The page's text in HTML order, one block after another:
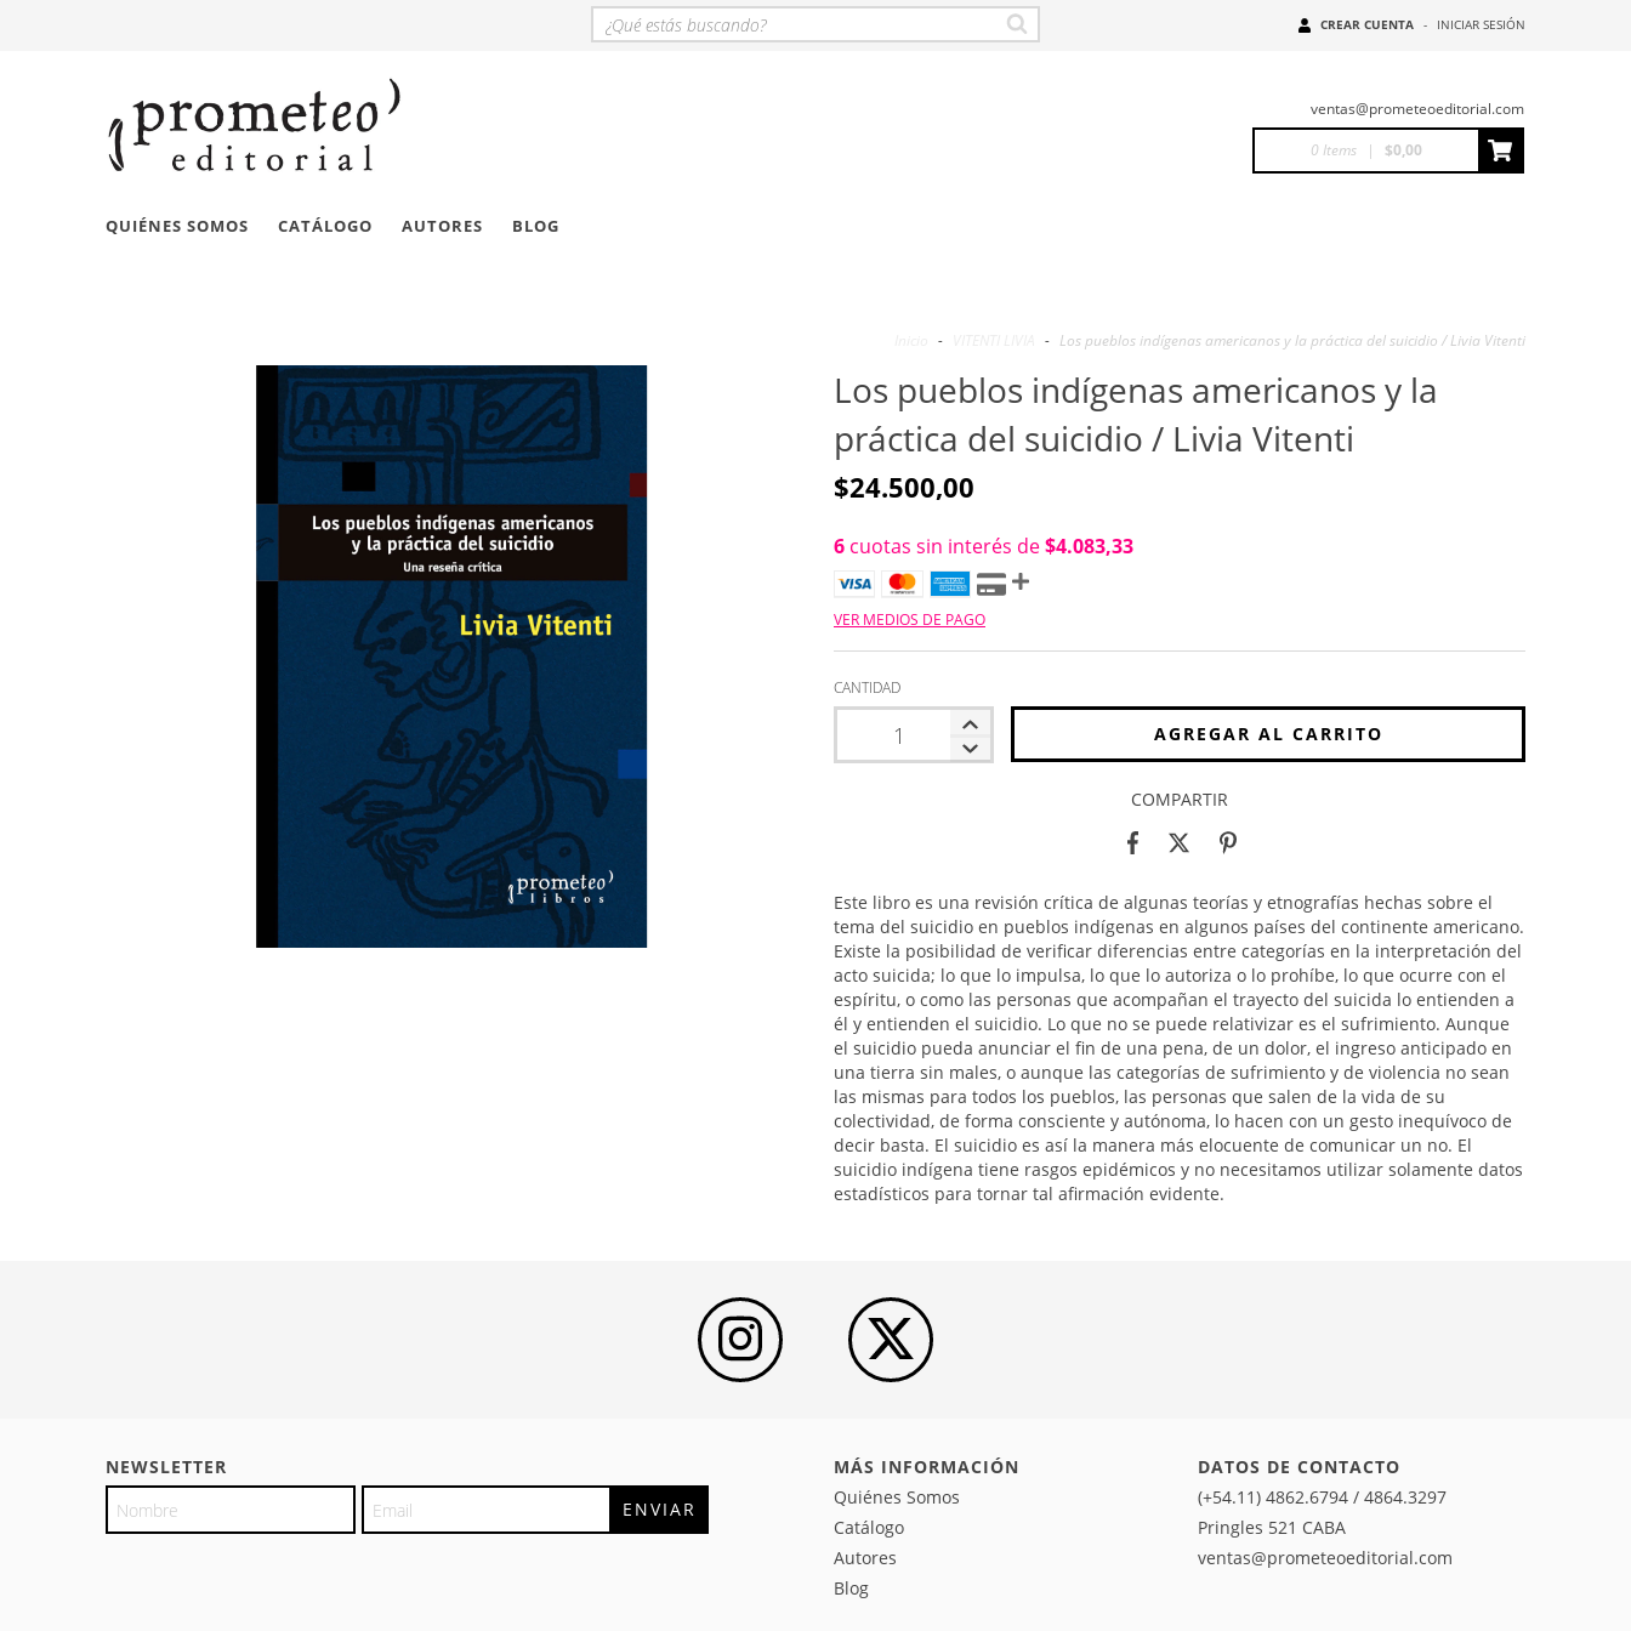
CREAR CUENTA - INICIAR SESIÓN
ventas@prometeoeditorial.com
0 Items | $0,00
QUIÉNES SOMOS CATÁLOGO AUTORES BLOG
- - Los pueblos indígenas americanos y la práctica del suicidio / Livia Vitenti
Los pueblos indígenas americanos y la
práctica del suicidio / Livia Vitenti
$24.500,00
6 cuotas sin interés de$4.083,33
VER MEDIOS DE PAGO
CANTIDAD
COMPARTIR
Este libro es una revisión crítica de algunas teorías y etnografías hechas sobre el
tema del suicidio en pueblos indígenas en algunos países del continente americano.
Existe la posibilidad de verificar diferencias entre categorías en la interpretación del
acto suicida; lo que lo impulsa, lo que lo autoriza o lo prohíbe, lo que ocurre con el
espíritu, o como las personas que acompañan el trayecto del suicida lo entienden a
él y entienden el suicidio. Lo que no se puede relativizar es el sufrimiento. Aunque
el suicidio pueda anunciar el fin de una pena, de un dolor, el ingreso anticipado en
una tierra sin males, o aunque las categorías de sufrimiento y de violencia no sean
las mismas para todos los pueblos, las personas que salen de la vida de su
colectividad, de forma consciente y autónoma, lo hacen con un gesto inequívoco de
decir basta. El suicidio es así la manera más elocuente de comunicar un no. El
suicidio indígena tiene rasgos epidémicos y no necesitamos utilizar solamente datos
estadísticos para tornar tal afirmación evidente.
NEWSLETTER
MÁS INFORMACIÓN
Quiénes Somos
Catálogo
Autores
Blog
DATOS DE CONTACTO
(+54.11) 4862.6794 / 4864.3297
Pringles 521 CABA
ventas@prometeoeditorial.com